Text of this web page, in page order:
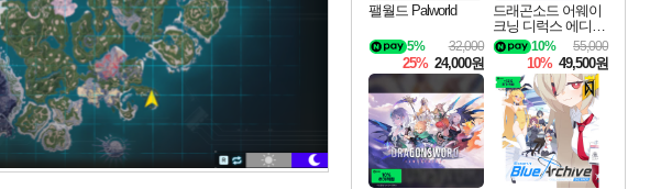
팰월드 Palworld
32,000
5%
25% 24,000원
드래곤소드 어웨이
크닝 디럭스 에디션
DragonSword Awake
ning Deluxe Edition
55,000
10%
10% 49,500원